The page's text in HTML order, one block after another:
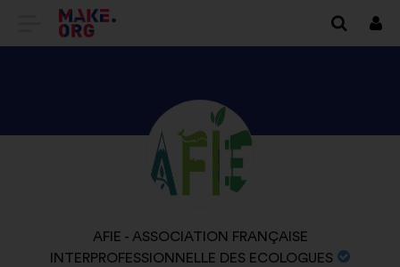
PŘEJÍT
DOMOVSKOU
STRÁNKU
MAKE.ORG
se
SEZNAM
SE
PROFILEM
AFIE
NÁZEV
ORGANIZACE:
AFIE - ASSOCIATION FRANÇAISE
INTERPROFESSIONNELLE DES ECOLOGUES
Životopis: